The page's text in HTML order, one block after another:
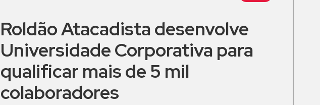
Roldão Atacadista desenvolve
Universidade Corporativa para
qualificar mais de 5 mil
colaboradores